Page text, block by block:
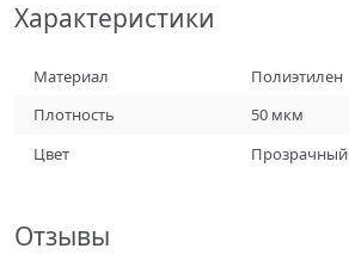
Характеристики
Материал
Полиэтилен
Плотность
50 мкм
Цвет
Прозрачный
Отзывы